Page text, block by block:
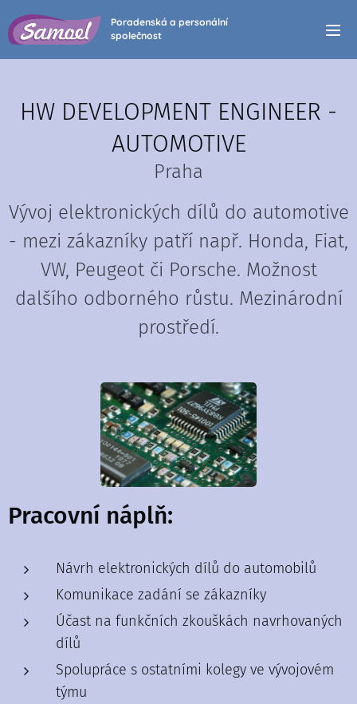
Poradenská a personální
společnost
HW DEVELOPMENT ENGINEER -
AUTOMOTIVE
Praha
Vývoj elektronických dílů do automotive
- mezi zákazníky patří např. Honda, Fiat,
VW, Peugeot či Porsche. Možnost
dalšího odborného růstu. Mezinárodní
prostředí.
Pracovní náplň:
Návrh elektronických dílů do automobilů
Komunikace zadání se zákazníky
Účast na funkčních zkouškách navrhovaných
dílů
Spolupráce s ostatními kolegy ve vývojovém
týmu